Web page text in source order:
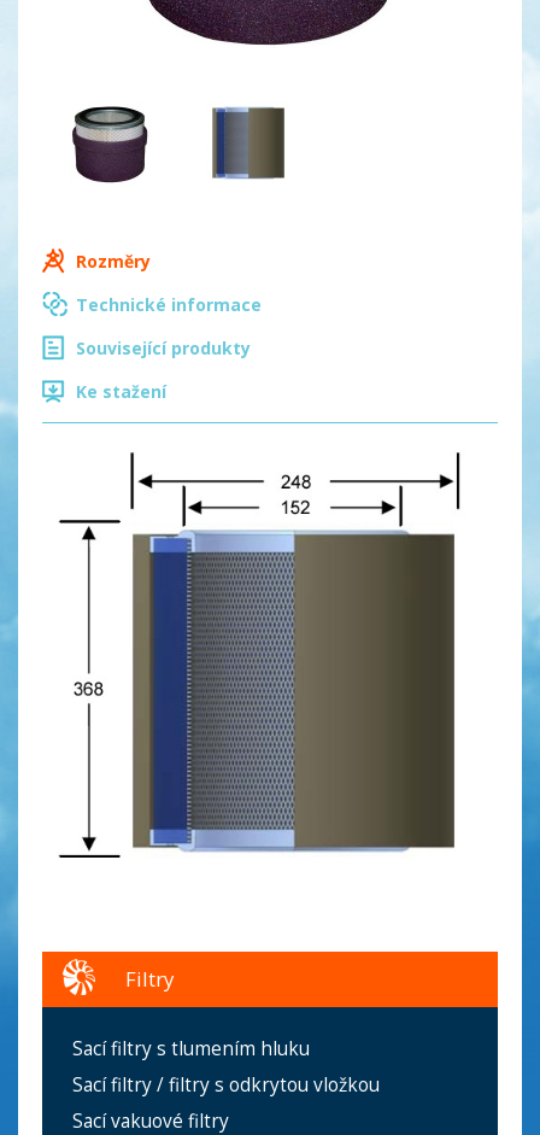
Rozměry
Technické informace
Související produkty
Ke stažení
Filtry
Sací filtry s tlumením hluku
Sací filtry / filtry s odkrytou vložkou
Sací vakuové filtry